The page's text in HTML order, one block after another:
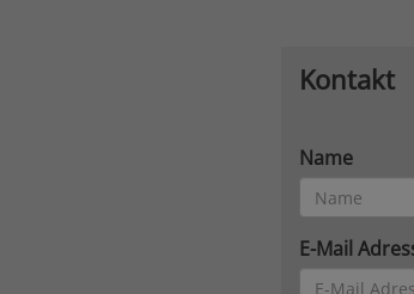
Kontakt
Name
E-Mail